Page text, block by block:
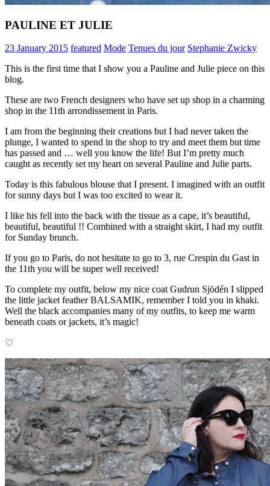
PAULINE ET JULIE
23 January 2015 featured Mode Tenues du jour Stephanie Zwicky
This is the first time that I show you a Pauline and Julie piece on this
blog.
These are two French designers who have set up shop in a charming
shop in the 11th arrondissement in Paris.
I am from the beginning their creations but I had never taken the
plunge, I wanted to spend in the shop to try and meet them but time
has passed and … well you know the life! But I’m pretty much
caught as recently set my heart on several Pauline and Julie parts.
Today is this fabulous blouse that I present. I imagined with an outfit
for sunny days but I was too excited to wear it.
I like his fell into the back with the tissue as a cape, it’s beautiful,
beautiful, beautiful !! Combined with a straight skirt, I had my outfit
for Sunday brunch.
If you go to Paris, do not hesitate to go to 3, rue Crespin du Gast in
the 11th you will be super well received!
To complete my outfit, below my nice coat Gudrun Sjödén I slipped
the little jacket feather BALSAMIK, remember I told you in khaki.
Well the black accompanies many of my outfits, to keep me warm
beneath coats or jackets, it’s magic!
♡